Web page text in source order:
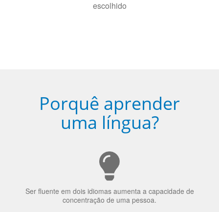
Porquê aprender
uma língua?
Ser fluente em dois idiomas aumenta a capacidade de
concentração de uma pessoa.